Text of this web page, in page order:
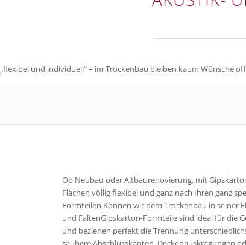
„flexibel und individuell“ – im Trockenbau bleiben kaum Wünsche
Ob Neubau oder Altbaurenovierung, mit
Flächen völlig flexibel und ganz nach Ihren ganz
Formteilen Können wir dem Trockenbau in seiner
und FaltenGipskarton-Formteile sind ideal für die
und beziehen perfekt die Trennung